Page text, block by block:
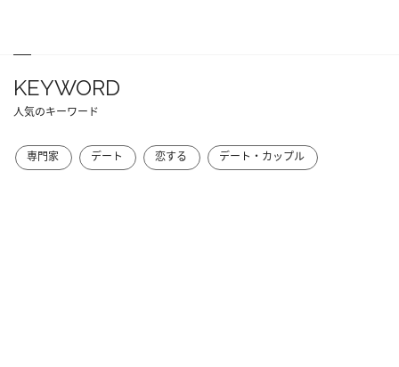
KEYWORD
人気のキーワード
専門家 デート 恋する デート・カップル